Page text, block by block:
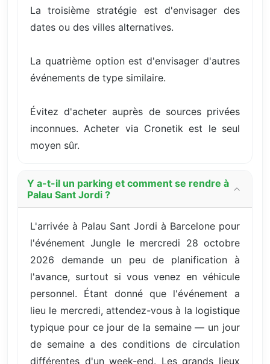
La troisième stratégie est d'envisager des
dates ou des villes alternatives.
La quatrième option est d'envisager d'autres
événements de type similaire.
Évitez d'acheter auprès de sources privées
inconnues. Acheter via Cronetik est le seul
moyen sûr.
Y a-t-il un parking et comment se rendre à
Palau Sant Jordi ?
L'arrivée à Palau Sant Jordi à Barcelone pour
l'événement Jungle le mercredi 28 octobre
2026 demande un peu de planification à
l'avance, surtout si vous venez en véhicule
personnel. Étant donné que l'événement a
lieu le mercredi, attendez-vous à la logistique
typique pour ce jour de la semaine — un jour
de semaine a des conditions de circulation
différentes d'un week-end. Les grands lieux